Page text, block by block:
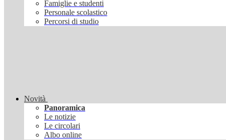
Famiglie e studenti
Personale scolastico
Percorsi di studio
Novità
Panoramica
Le notizie
Le circolari
Albo online